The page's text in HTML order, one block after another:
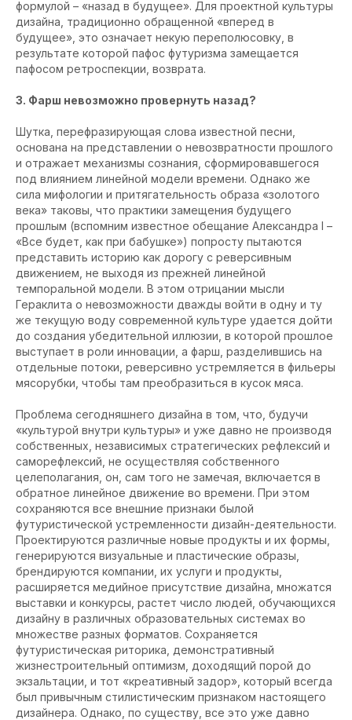
формулой – «назад в будущее». Для проектной культуры
дизайна, традиционно обращенной «вперед в
будущее», это означает некую переполюсовку, в
результате которой пафос футуризма замещается
пафосом ретроспекции, возврата.
3. Фарш невозможно провернуть назад?
Шутка, перефразирующая слова известной песни,
основана на представлении о невозвратности прошлого
и отражает механизмы сознания, сформировавшегося
под влиянием линейной модели времени. Однако же
сила мифологии и притягательность образа «золотого
века» таковы, что практики замещения будущего
прошлым (вспомним известное обещание Александра I –
«Все будет, как при бабушке») попросту пытаются
представить историю как дорогу с реверсивным
движением, не выходя из прежней линейной
темпоральной модели. В этом отрицании мысли
Гераклита о невозможности дважды войти в одну и ту
же текущую воду современной культуре удается дойти
до создания убедительной иллюзии, в которой прошлое
выступает в роли инновации, а фарш, разделившись на
отдельные потоки, реверсивно устремляется в фильеры
мясорубки, чтобы там преобразиться в кусок мяса.
Проблема сегодняшнего дизайна в том, что, будучи
«культурой внутри культуры» и уже давно не производя
собственных, независимых стратегических рефлексий и
саморефлексий, не осуществляя собственного
целеполагания, он, сам того не замечая, включается в
обратное линейное движение во времени. При этом
сохраняются все внешние признаки былой
футуристической устремленности дизайн-деятельности.
Проектируются различные новые продукты и их формы,
генерируются визуальные и пластические образы,
брендируются компании, их услуги и продукты,
расширяется медийное присутствие дизайна, множатся
выставки и конкурсы, растет число людей, обучающихся
дизайну в различных образовательных системах во
множестве разных форматов. Сохраняется
футуристическая риторика, демонстративный
жизнестроительный оптимизм, доходящий порой до
экзальтации, и тот «креативный задор», который всегда
был привычным стилистическим признаком настоящего
дизайнера. Однако, по существу, все это уже давно